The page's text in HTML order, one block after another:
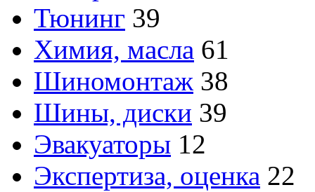
Тюнинг 39
Химия, масла 61
Шиномонтаж 38
Шины, диски 39
Эвакуаторы 12
Экспертиза, оценка 22